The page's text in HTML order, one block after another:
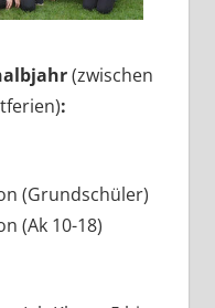
(zwischen
:
(Grundschüler)
(Ak 10-18)